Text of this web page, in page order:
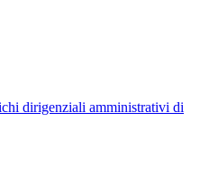
dirigenziali amministrativi di